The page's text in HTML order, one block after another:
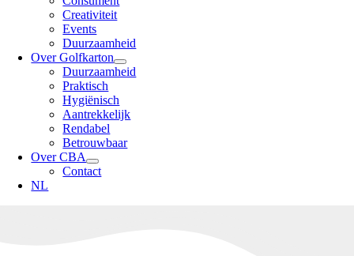
Creativiteit
Events
Duurzaamheid
Over Golfkarton
Duurzaamheid
Praktisch
Hygiënisch
Aantrekkelijk
Rendabel
Betrouwbaar
Over CBA
Contact
NL